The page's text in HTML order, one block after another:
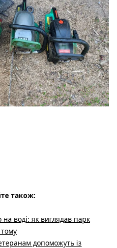
також:
воді: як виглядав парк
допоможуть із